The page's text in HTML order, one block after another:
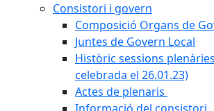
Consistori i govern
Composició Organs de
Juntes de Govern Local
Històric sessions
celebrada el 26.01.23)
Actes de plenaris